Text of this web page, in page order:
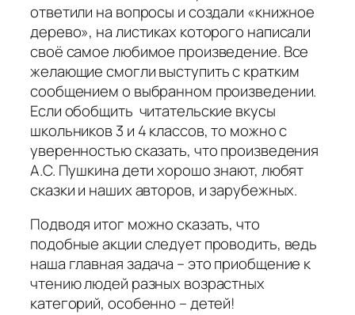
ответили на вопросы и создали «книжное
дерево», на листиках которого написали
своё самое любимое произведение. Все
желающие смогли выступить с кратким
сообщением о выбранном произведении.
Если обобщить читательские вкусы
школьников 3 и 4 классов, то можно с
уверенностью сказать, что произведения
А.С. Пушкина дети хорошо знают, любят
сказки и наших авторов, и зарубежных.
Подводя итог можно сказать, что
подобные акции следует проводить, ведь
наша главная задача – это приобщение к
чтению людей разных возрастных
категорий, особенно – детей!